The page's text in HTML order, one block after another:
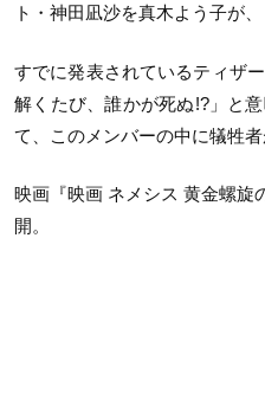
ト・神田凪沙を真木よう子が
すでに発表されているティザ
解くたび、誰かが死ぬ!?」と
て、このメンバーの中に犠牲者
映画『映画 ネメシス 黄金螺旋
開。